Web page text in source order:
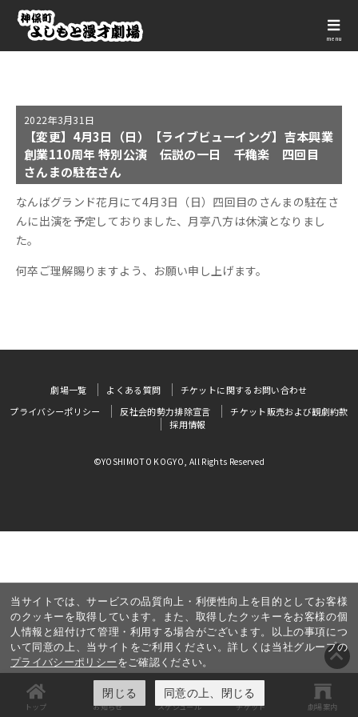
menu
2022年3月31日
【変更】4月3日（日）【ライブビューイング】吉本興業
創業110周年 特別公演 伝説の一日 千穐楽 四回目
さんまの駐在さん
なんばグランド花月にて4月3日（日）四回目のさんまの駐在さ
んに出演を予定しておりました、月亭八方は休演となりまし
た。
何卒ご理解賜りますよう、お願い申し上げます。
トップ お知らせ スケジュール チケット 劇場案内
当サイトでは、サービスの品質向上・利便性向上を目的としてお客様
のクッキーを取得しています。また、取得したクッキーをお客様の個
人情報と紐付けて管理・利用する場合がございます。以上の事項につ
いて同意の上、当サイトをご利用ください。詳しくは当社グループの
プライバシーポリシーをご確認ください。
閉じる 同意の上、閉じる
劇場一覧 よくある質問
チケットに関するお問い合わせ
プライバシーポリシー
反社会的勢力排除宣言
チケット販売および観劇約款
採用情報
©YOSHIMOTO KOGYO, All Rights Reserved